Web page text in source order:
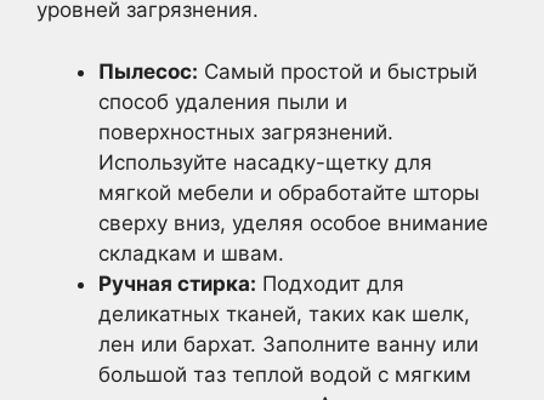
уровней загрязнения.
Пылесос: Самый простой и быстрый
способ удаления пыли и
поверхностных загрязнений.
Используйте насадку-щетку для
мягкой мебели и обработайте шторы
сверху вниз, уделяя особое внимание
складкам и швам.
Ручная стирка: Подходит для
деликатных тканей, таких как шелк,
лен или бархат. Заполните ванну или
большой таз теплой водой с мягким